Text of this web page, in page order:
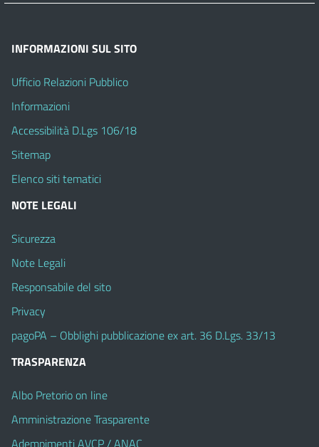
INFORMAZIONI SUL SITO
Ufficio Relazioni Pubblico
Informazioni
Accessibilità D.Lgs 106/18
Sitemap
Elenco siti tematici
NOTE LEGALI
Sicurezza
Note Legali
Responsabile del sito
Privacy
pagoPA – Obblighi pubblicazione ex art. 36 D.Lgs. 33/13
TRASPARENZA
Albo Pretorio on line
Amministrazione Trasparente
Adempimenti AVCP / ANAC